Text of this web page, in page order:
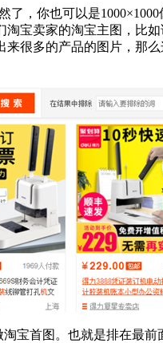
了，你也可以是
宝卖家的淘宝主图，比
很多的产品的图片，那
宝首图。也就是排在最